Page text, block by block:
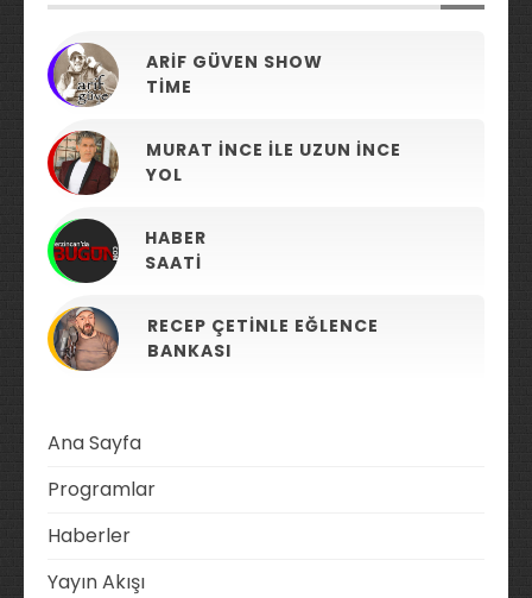
ARIF GÜVEN SHOW
TIME
MURAT İNCE ILE UZUN İNCE
YOL
HABER
SAATI
RECEP ÇETINLE EĞLENCE
BANKASI
Ana Sayfa
Programlar
Haberler
Yayın Akışı